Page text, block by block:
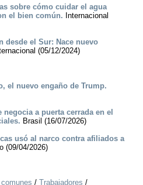
sobre cómo cuidar el agua
el bien común. Internacional
desde el Sur: Nace nuevo
(05/12/2024)
el nuevo engaño de Trump.
a puerta cerrada en el
Brasil (16/07/2026)
usó al narco contra afiliados a
(09/04/2026)
/ Trabajadores /